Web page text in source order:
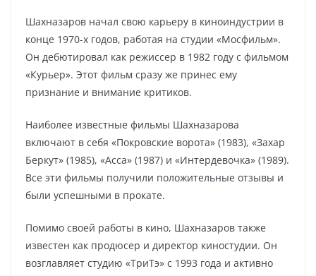
Шахназаров начал свою карьеру в киноиндустрии в
конце 1970-х годов, работая на студии «Мосфильм».
Он дебютировал как режиссер в 1982 году с фильмом
«Курьер». Этот фильм сразу же принес ему
признание и внимание критиков.
Наиболее известные фильмы Шахназарова
включают в себя «Покровские ворота» (1983), «Захар
Беркут» (1985), «Асса» (1987) и «Интердевочка» (1989).
Все эти фильмы получили положительные отзывы и
были успешными в прокате.
Помимо своей работы в кино, Шахназаров также
известен как продюсер и директор киностудии. Он
возглавляет студию «ТриТэ» с 1993 года и активно